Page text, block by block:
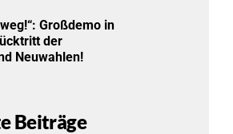
Großdemo in
der
Neuwahlen!
Beiträge